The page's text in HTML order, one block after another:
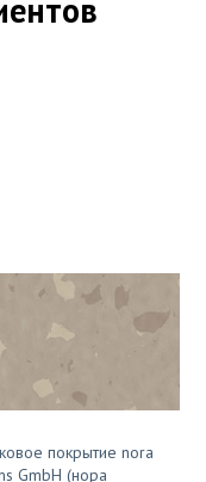
покрытие nora
GmbH (нора